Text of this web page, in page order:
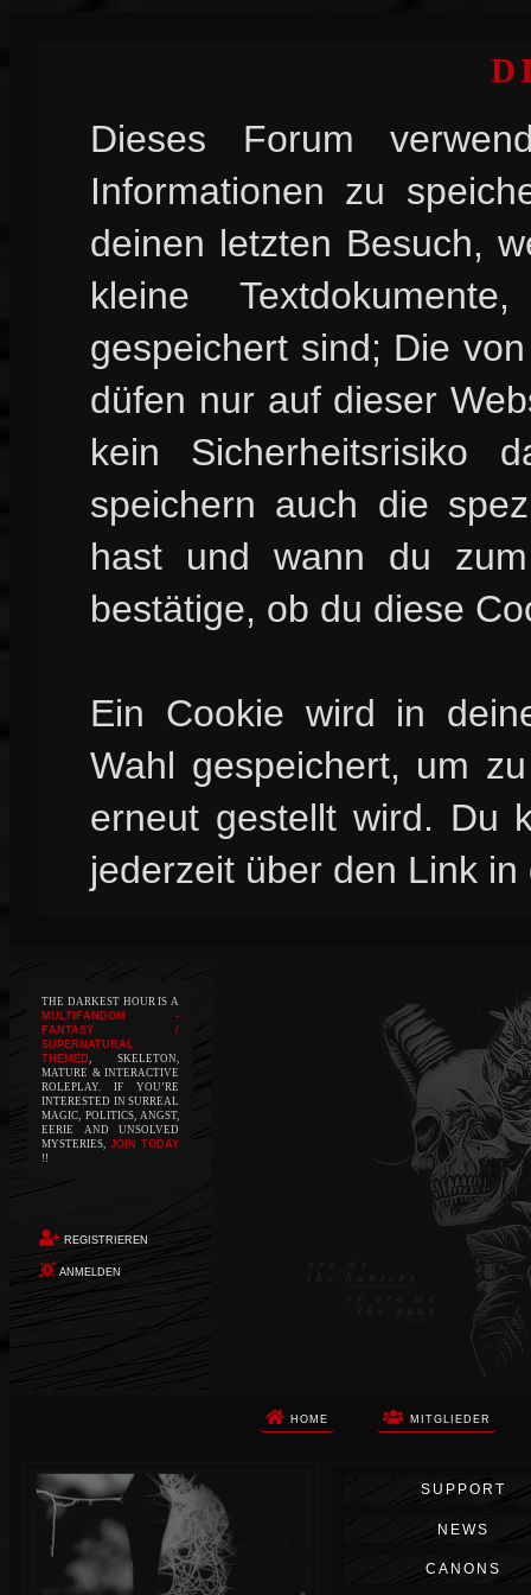
Dieses Forum
Informationen zu
deinen letzten Besuch,
kleine
gespeichert sind; Die
düfen nur auf dieser
kein Sicherheitsrisiko
speichern auch die
hast und wann du
bestätige, ob du diese
Ein Cookie wird in
Wahl gespeichert, um
erneut gestellt wird. Du
jederzeit über den Link
THE DARKEST HOUR IS A
MULTIFANDOM -
FANTASY /
SUPERNATURAL
THEMED, SKELETON,
MATURE & INTERACTIVE
ROLEPLAY. IF YOU’RE
INTERESTED IN SURREAL
MAGIC, POLITICS, ANGST,
EERIE AND UNSOLVED
MYSTERIES, JOIN TODAY
!!
REGISTRIEREN
ANMELDEN
HOME MITGLIEDER
Die Apokalypse. Das ist das Wort,
das Ihnen in den Sinn kommt, als
Sie auf dem Boden aufwachen, Ihr
Körper schmerzt und Ihr Geist
wird von alptraumhaften
Erinnerungen überflutet. Vor
SUPPORT
NEWS
CANONS